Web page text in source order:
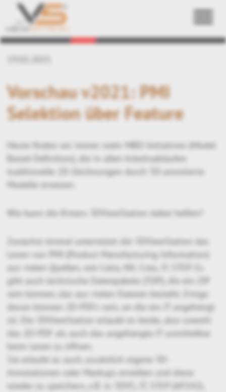
Zurück
Vorschau v2021: PMI
Selektion über Feature
Heute finden wir immer mehr MBD-Initiativen (Model
Based Definition), die in allen Arbeitsabläufen
traditionelle 2D-Zeichnungen durch 3D-annotierte
Modelle ersetzen.
Wie kann die Kisters 3DViewStation dabei helfen?
Zunächst einmal unterstützt die 3DViewStation das
Lesen von PMI (Product Manufacturing Information)
aus vielen Quellen, wie Catia, NX, Creo, JT, STEP. Es
gibt auch technische Datenpakete (TDP), die ein ZIP
sein können, das aus vielen Dateien besteht. Einige
davon können 2D-PDFs sein, an die ein JT angehängt
ist. Die 3DViewStation erlaubt es beide, also sowohl
das 2D-PDF als auch das angehängte JT unmittelbar
beim Lesen zu öffnen.
Sie erlaubt es auch, zusätzlich eigene 3D-
Annotationen oder Markups erstellen und diese
wieder zu speichern, z.B. in 3DVS, JT, STEP (AP242),